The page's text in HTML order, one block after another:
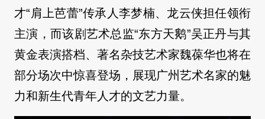
才“肩上芭蕾”传承人李梦楠、龙云侠担任领衔
主演，而该剧艺术总监“东方天鹅”吴正丹与其
黄金表演搭档、著名杂技艺术家魏葆华也将在
部分场次中惊喜登场，展现广州艺术名家的魅
力和新生代青年人才的文艺力量。